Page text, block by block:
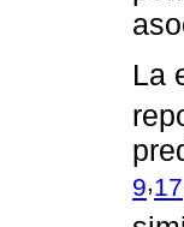
La
9,17